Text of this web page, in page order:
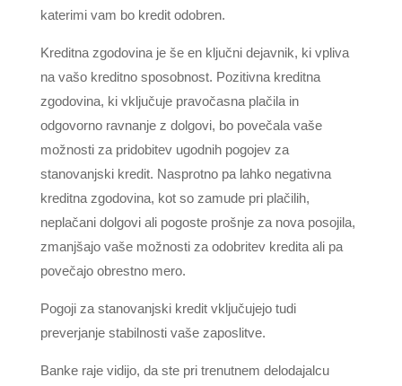
katerimi vam bo kredit odobren.
Kreditna zgodovina je še en ključni dejavnik, ki vpliva
na vašo kreditno sposobnost. Pozitivna kreditna
zgodovina, ki vključuje pravočasna plačila in
odgovorno ravnanje z dolgovi, bo povečala vaše
možnosti za pridobitev ugodnih pogojev za
stanovanjski kredit. Nasprotno pa lahko negativna
kreditna zgodovina, kot so zamude pri plačilih,
neplačani dolgovi ali pogoste prošnje za nova posojila,
zmanjšajo vaše možnosti za odobritev kredita ali pa
povečajo obrestno mero.
Pogoji za stanovanjski kredit vključujejo tudi
preverjanje stabilnosti vaše zaposlitve.
Banke raje vidijo, da ste pri trenutnem delodajalcu